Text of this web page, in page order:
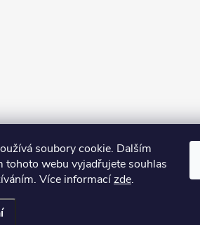
soubory cookie. Dalším
tohoto webu vyjadřujete souhlas
Více informacízde.